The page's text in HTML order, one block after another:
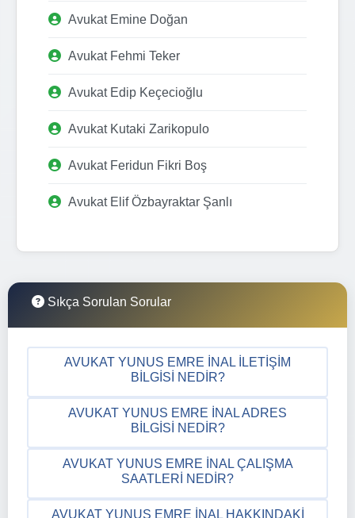
Avukat Emine Doğan
Avukat Fehmi Teker
Avukat Edip Keçecioğlu
Avukat Kutaki Zarikopulo
Avukat Feridun Fikri Boş
Avukat Elif Özbayraktar Şanlı
Sıkça Sorulan Sorular
AVUKAT YUNUS EMRE İNAL İLETIŞIM
BILGISI NEDIR?
AVUKAT YUNUS EMRE İNAL ADRES
BILGISI NEDIR?
AVUKAT YUNUS EMRE İNAL ÇALIŞMA
SAATLERI NEDIR?
AVUKAT YUNUS EMRE İNAL HAKKINDAKI